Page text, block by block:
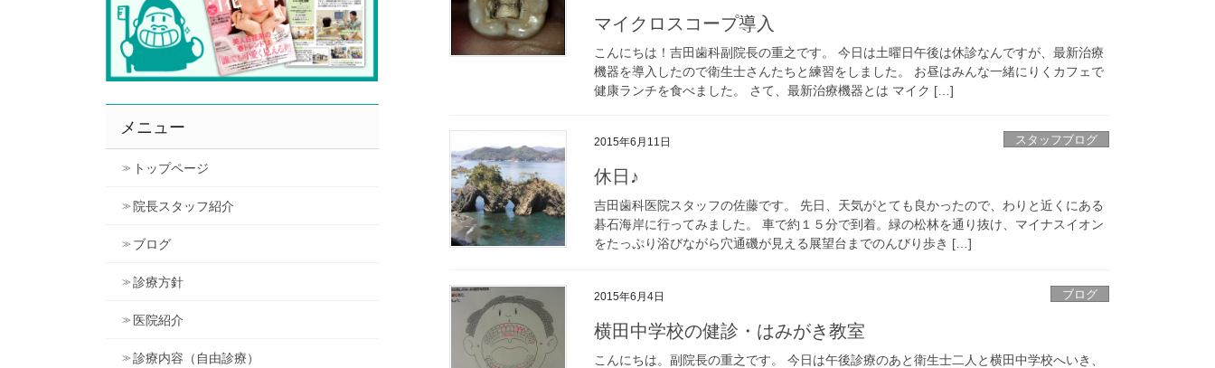
マイクロスコープ導入
こんにちは！吉田歯科副院長の重之です。 今日は土曜日午後は休診なんですが、最新治療
機器を導入したので衛生士さんたちと練習をしました。 お昼はみんな一緒にりくカフェで
健康ランチを食べました。 さて、最新治療機器とは マイク […]
2015年6月11日 スタッフブログ
休日♪
吉田歯科医院スタッフの佐藤です。 先日、天気がとても良かったので、わりと近くにある
碁石海岸に行ってみました。 車で約１５分で到着。緑の松林を通り抜け、マイナスイオン
をたっぷり浴びながら穴通磯が見える展望台までのんびり歩き […]
2015年6月4日 ブログ
横田中学校の健診・はみがき教室
こんにちは。副院長の重之です。 今日は午後診療のあと衛生士二人と横田中学校へいき、
メニュー
トップページ
院長スタッフ紹介
ブログ
診療方針
医院紹介
診療内容（自由診療）